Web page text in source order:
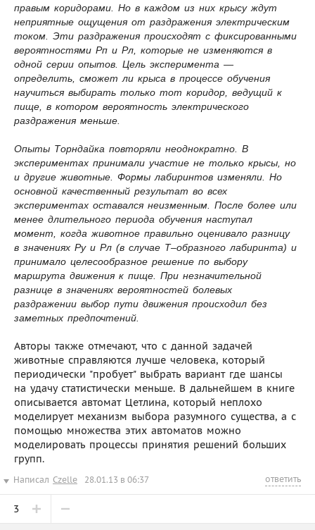
правым коридорами. Но в каждом из них крысу ждут
неприятные ощущения от раздражения электрическим
током. Эти раздражения происходят с фиксированными
вероятностями Рп и Pл, которые не изменяются в
одной серии опытов. Цель эксперимента —
определить, сможет ли крыса в процессе обучения
научиться выбирать только тот коридор, ведущий к
пище, в котором вероятность электрического
раздражения меньше.
Опыты Торндайка повторяли неоднократно. В
экспериментах принимали участие не только крысы, но
и другие животные. Формы лабиринтов изменяли. Но
основной качественный результат во всех
экспериментах оставался неизменным. После более или
менее длительного периода обучения наступал
момент, когда животное правильно оценивало разницу
в значениях Ру и Рл (в случае Т–образного лабиринта) и
принимало целесообразное решение по выбору
маршрута движения к пище. При незначительной
разнице в значениях вероятностей болевых
раздражении выбор пути движения происходил без
заметных предпочтений.
Авторы также отмечают, что с данной задачей
животные справляются лучше человека, который
периодически "пробует" выбрать вариант где шансы
на удачу статистически меньше. В дальнейшем в книге
описывается автомат Цетлина, который неплохо
моделирует механизм выбора разумного существа, а с
помощью множества этих автоматов можно
моделировать процессы принятия решений больших
групп.
Написал Czelle 28.01.13 в 06:37 ответить
3